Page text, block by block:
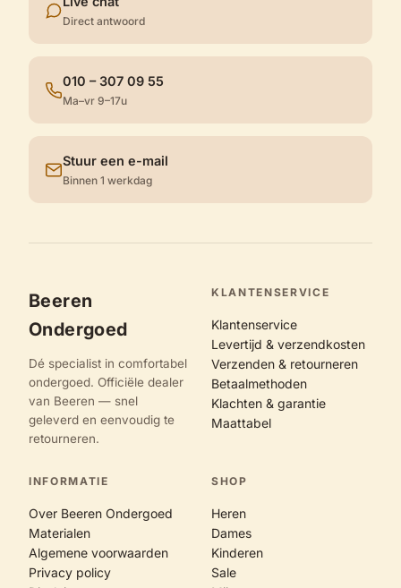
Direct antwoord
010 – 307 09 55
Ma–vr 9–17u
Stuur een e-mail
Binnen 1 werkdag
Beeren
Ondergoed
Dé specialist in comfortabel
ondergoed. Officiële dealer
van Beeren — snel
geleverd en eenvoudig te
retourneren.
KLANTENSERVICE
Klantenservice
Levertijd & verzendkosten
Verzenden & retourneren
Betaalmethoden
Klachten & garantie
Maattabel
INFORMATIE
Over Beeren Ondergoed
Materialen
Algemene voorwaarden
Privacy policy
SHOP
Heren
Dames
Kinderen
Sale